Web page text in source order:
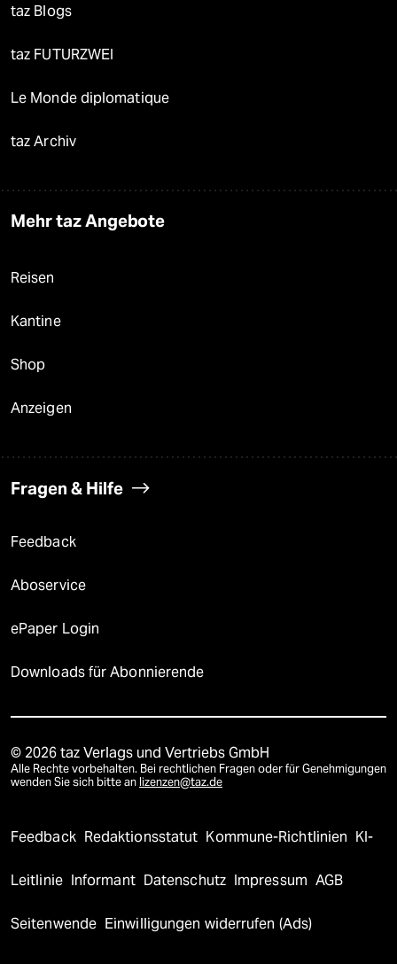
taz Blogs
taz FUTURZWEI
Le Monde diplomatique
taz Archiv
Mehr taz Angebote
Reisen
Kantine
Shop
Anzeigen
Fragen & Hilfe
Feedback
Aboservice
ePaper Login
Downloads für Abonnierende
© 2026 taz Verlags und Vertriebs GmbH
Alle Rechte vorbehalten. Bei rechtlichen Fragen oder für Genehmigungen
wenden Sie sich bitte an lizenzen@taz.de
Feedback Redaktionsstatut Kommune-Richtlinien KI-
Leitlinie Informant Datenschutz Impressum AGB
Seitenwende Einwilligungen widerrufen (Ads)